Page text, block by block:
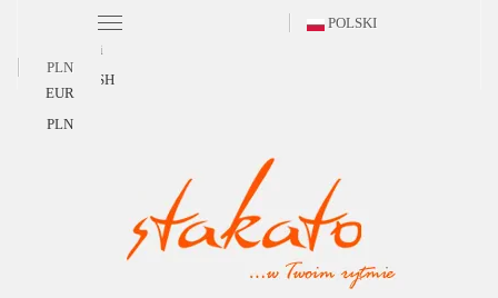
POLSKI
Polski
ENGLISH
PLN
EUR
PLN